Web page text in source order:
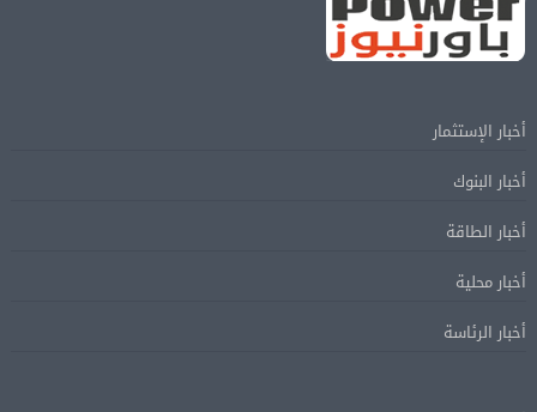
أخبار الإستثمار
أخبار البنوك
أخبار الطاقة
أخبار محلية
أخبار الرئاسة